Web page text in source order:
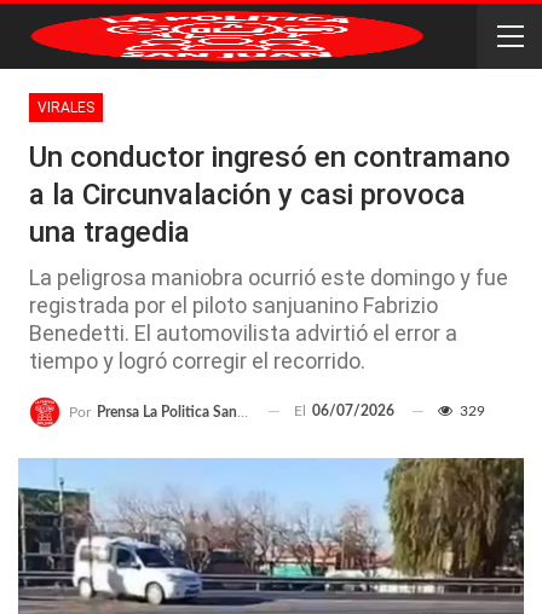
VIRALES
Un conductor ingresó en contramano
a la Circunvalación y casi provoca
una tragedia
La peligrosa maniobra ocurrió este domingo y fue
registrada por el piloto sanjuanino Fabrizio
Benedetti. El automovilista advirtió el error a
tiempo y logró corregir el recorrido.
Por Prensa La Politica San Juan El 06/07/2026 329